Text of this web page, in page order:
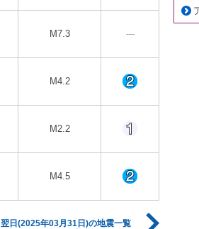
M7.3 ---
M4.2
M2.2
M4.5
翌日(2025年03月31日)の地震一覧